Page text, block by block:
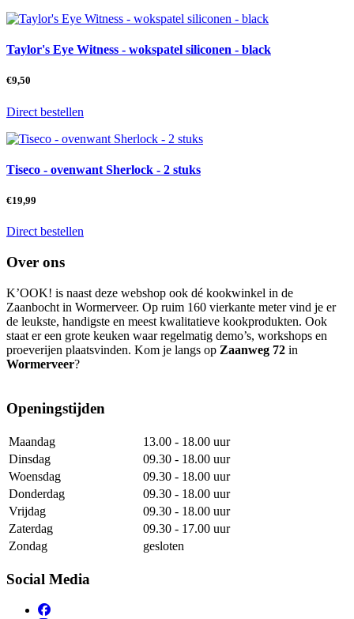
Taylor's Eye Witness - wokspatel siliconen - black
€9,50
Direct bestellen
Tiseco - ovenwant Sherlock - 2 stuks
€19,99
Direct bestellen
Over ons
K’OOK! is naast deze webshop ook dé kookwinkel in de
Zaanbocht in Wormerveer. Op ruim 160 vierkante meter vind je er
de leukste, handigste en meest kwalitatieve kookprodukten. Ook
staat er een grote keuken waar regelmatig demo’s, workshops en
proeverijen plaatsvinden. Kom je langs op Zaanweg 72 in
Wormerveer?
Openingstijden
Maandag
13.00 - 18.00 uur
Dinsdag
09.30 - 18.00 uur
Woensdag
09.30 - 18.00 uur
Donderdag
09.30 - 18.00 uur
Vrijdag
09.30 - 18.00 uur
Zaterdag
09.30 - 17.00 uur
Zondag
gesloten
Social Media